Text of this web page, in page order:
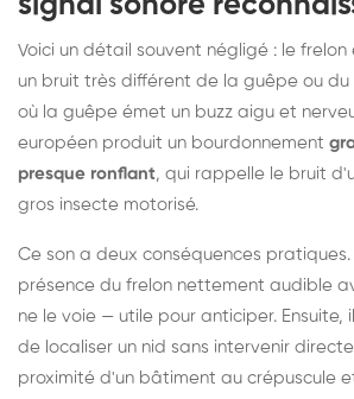
Voici un détail souvent négligé : le
un bruit très différent de la guêpe ou du
où la guêpe émet un buzz aigu et
européen produit un bourdonnement
presque ronflant, qui rappelle le bruit
gros insecte motorisé.
Ce son a deux conséquences
présence du frelon nettement audible
ne le voie — utile pour anticiper. Ensuite,
de localiser un nid sans intervenir
proximité d'un bâtiment au crépuscule